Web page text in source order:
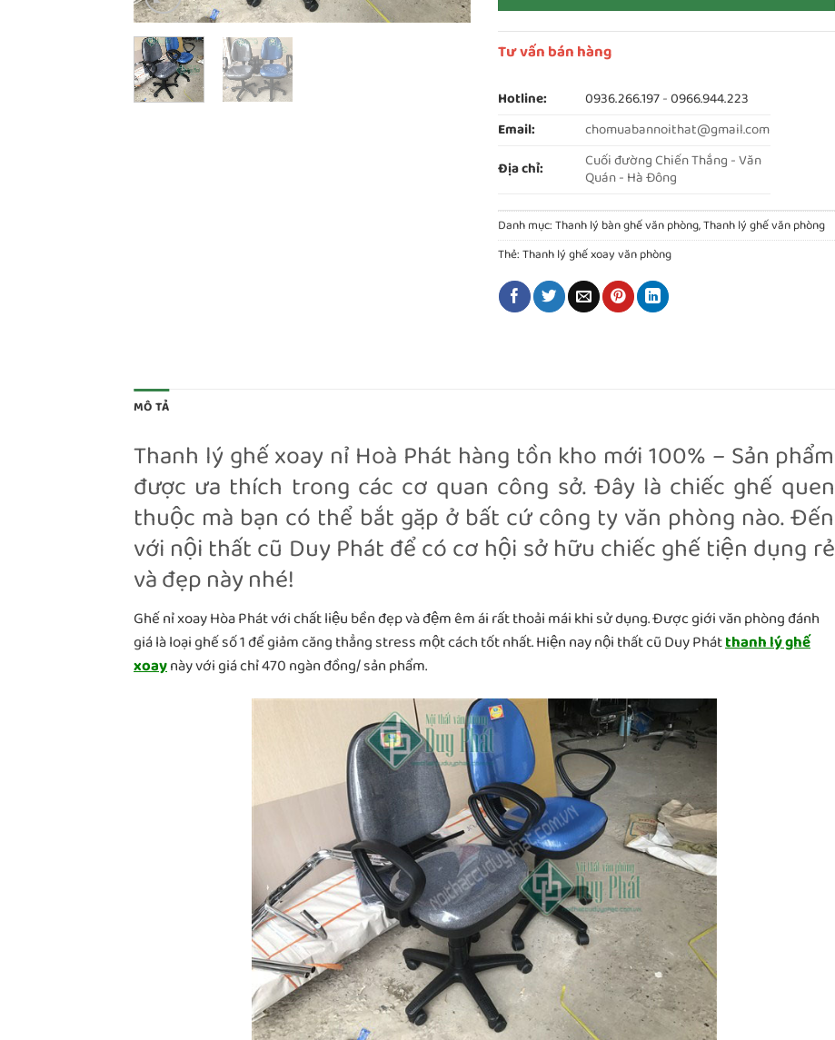
Tư vấn bán hàng
Hotline: 0936.266.197-0966.944.223
Email:
chomuabannoithat@gmail.com
Địa chỉ:
Cuối đường Chiến Thắng - Văn
Quán - Hà Đông
Danh mục:Thanh lý bàn ghế văn phòng,Thanh lý ghế văn phòng
Thẻ:Thanh lý ghế xoay văn phòng
MÔ TẢ
Thanh lý ghế xoay nỉ Hoà Phát hàng tồn kho mới 100% – Sản phẩm
được ưa thích trong các cơ quan công sở. Đây là chiếc ghế quen
thuộc mà bạn có thể bắt gặp ở bất cứ công ty văn phòng nào. Đến
với nội thất cũ Duy Phát để có cơ hội sở hữu chiếc ghế tiện dụng rẻ
và đẹp này nhé!
Ghế nỉ xoay Hòa Phát với chất liệu bền đẹp và đệm êm ái rất thoải mái khi sử dụng. Được giới văn phòng đánh
giá là loại ghế số 1 để giảm căng thẳng stress một cách tốt nhất. Hiện nay nội thất cũ Duy Phátthanh lý ghế
xoaynày với giá chỉ 470 ngàn đồng/ sản phẩm.